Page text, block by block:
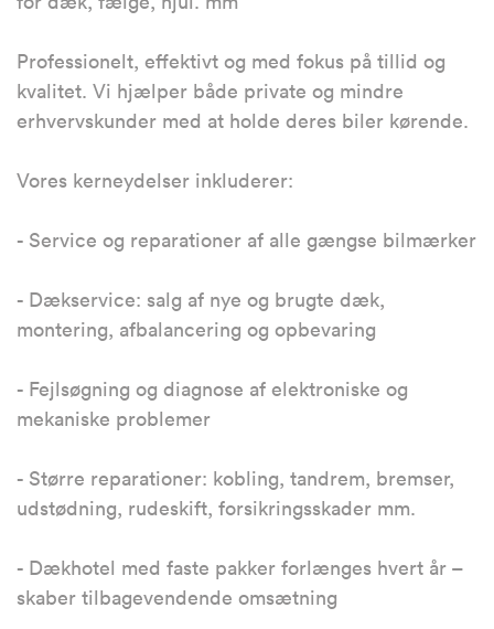
Professionelt, effektivt og med fokus på tillid og
kvalitet. Vi hjælper både private og mindre
erhvervskunder med at holde deres biler kørende.
Vores kerneydelser inkluderer:
- Service og reparationer af alle gængse bilmærker
- Dækservice: salg af nye og brugte dæk,
montering, afbalancering og opbevaring
- Fejlsøgning og diagnose af elektroniske og
mekaniske problemer
- Større reparationer: kobling, tandrem, bremser,
udstødning, rudeskift, forsikringsskader mm.
- Dækhotel med faste pakker forlænges hvert år –
skaber tilbagevendende omsætning